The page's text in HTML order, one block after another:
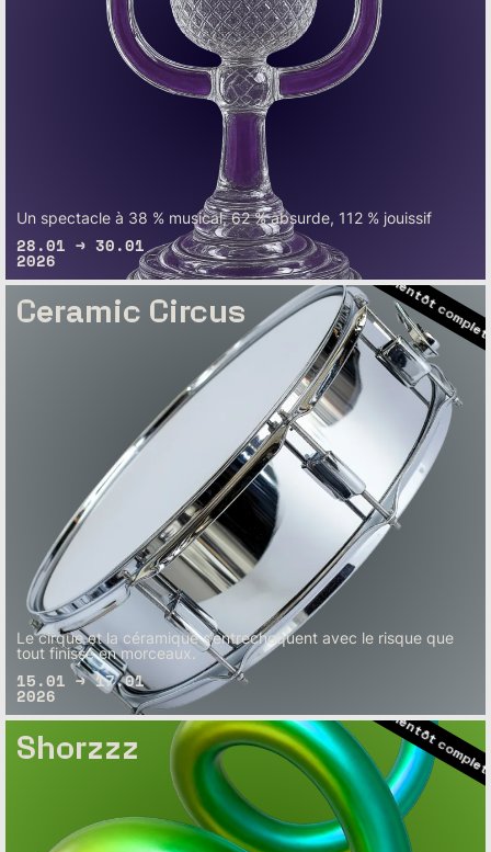
Un spectacle à 38 % musical, 62 % absurde, 112 % jouissif
28.01 → 30.01
2026
Ceramic Circus
Le cirque et la céramique s‘entrechoquent avec le risque que
tout finisse en morceaux.
15.01 → 17.01
2026
– Bientôt complet
– Bientôt complet
– Bientôt complet
– Bientôt
Shorzzz
– Bientôt complet
– Bientôt complet
– Bientôt